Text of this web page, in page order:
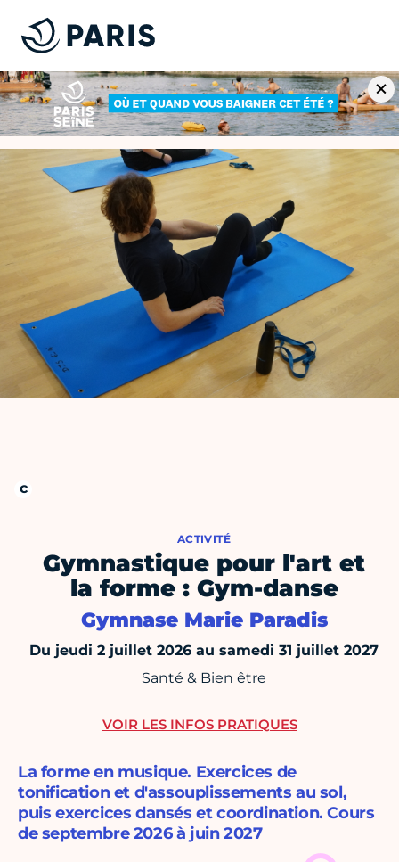
ACTIVITÉ
Gymnastique pour l'art et
la forme : Gym-danse
Gymnase Marie Paradis
Du jeudi 2 juillet 2026 au samedi 31 juillet 2027
Santé & Bien être
La forme en musique. Exercices de
tonification et d'assouplissements au sol,
puis exercices dansés et coordination. Cours
de septembre 2026 à juin 2027
VOIR LES INFOS PRATIQUES